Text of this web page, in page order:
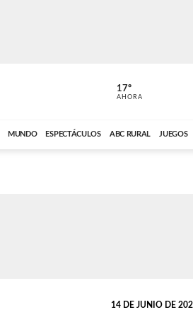
ABC CARDINAL
17º
AHORA
MUNDO ESPECTÁCULOS ABC RURAL JUEGOS
14 DE JUNIO DE